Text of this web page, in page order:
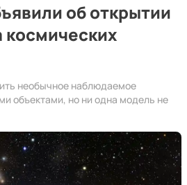
об открытии
космических
необычное наблюдаемое
объектами, но ни одна модель не